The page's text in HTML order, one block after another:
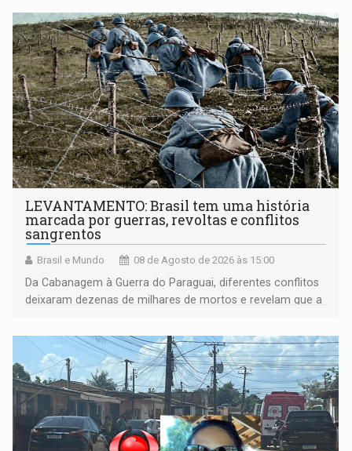
LEVANTAMENTO: Brasil tem uma história
marcada por guerras, revoltas e conflitos
sangrentos
Brasil e Mundo 08 de Agosto de 2026 às 15:00
Da Cabanagem à Guerra do Paraguai, diferentes conflitos
deixaram dezenas de milhares de mortos e revelam que a
territoriais e sociais